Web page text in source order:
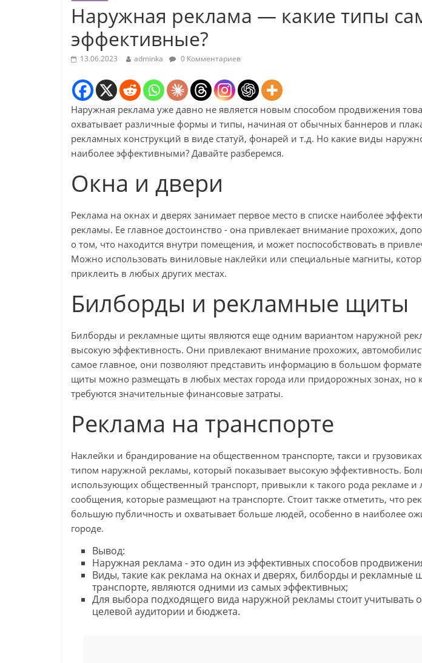
Наружная реклама — какие типы
эффективные?
13.06.2023 adminka 0 Комментариев
Наружная реклама уже давно не является новым способом продвижения
охватывает различные формы и типы, начиная от обычных баннеров и
рекламных конструкций в виде статуй, фонарей и т.д. Но какие виды
наиболее эффективными? Давайте разберемся.
Окна и двери
Реклама на окнах и дверях занимает первое место в списке наиболее
рекламы. Ее главное достоинство - она привлекает внимание прохожих,
о том, что находится внутри помещения, и может поспособствовать в
Можно использовать виниловые наклейки или специальные магниты,
приклеить в любых других местах.
Билборды и рекламные щиты
Билборды и рекламные щиты являются еще одним вариантом наружной
высокую эффективность. Они привлекают внимание прохожих,
самое главное, они позволяют представить информацию в большом
щиты можно размещать в любых местах города или придорожных зонах, но
требуются значительные финансовые затраты.
Реклама на транспорте
Наклейки и брандирование на общественном транспорте, такси и
типом наружной рекламы, который показывает высокую эффективность.
использующих общественный транспорт, привыкли к такого рода рекламе и
сообщения, которые размещают на транспорте. Стоит также отметить, что
большую публичность и охватывает больше людей, особенно в наиболее
городе.
Вывод:
Наружная реклама - это один из эффективных способов
Виды, такие как реклама на окнах и дверях, билборды и рекламные
транспорте, являются одними из самых эффективных;
Для выбора подходящего вида наружной рекламы стоит учитывать
целевой аудитории и бюджета.